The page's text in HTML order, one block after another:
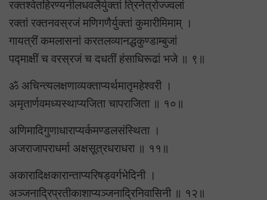
रक्तश्वेतहिरण्यनीलधवलैर्युक्तां त्रिनेत्रोज्ज्वलां
रक्तां रक्तनवस्रजं मणिगणैर्युक्तां कुमारीमिमाम् ।
गायत्रीं कमलासनां करतलव्यानद्धकुण्डाम्बुजां
पद्माक्षीं च वरस्रजं च दधतीं हंसाधिरूढां भजे ॥ ९॥
ॐ अचिन्त्यलक्षणाव्यक्ताप्यर्थमातृमहेश्वरी ।
अमृतार्णवमध्यस्थाप्यजिता चापराजिता ॥ १०॥
अणिमादिगुणाधाराप्यर्कमण्डलसंस्थिता ।
अजराजापराधर्मा अक्षसूत्रधराधरा ॥ ११॥
अकारादिक्षकारान्ताप्यरिषड्वर्गभेदिनी ।
अञ्जनाद्रिप्रतीकाशाप्यञ्जनाद्रिनिवासिनी ॥ १२॥